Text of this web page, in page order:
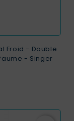
Froid - Double
- Singer